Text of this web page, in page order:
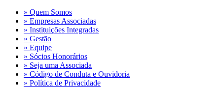
» Quem Somos
» Empresas Associadas
» Instituições Integradas
» Gestão
» Equipe
» Sócios Honorários
» Seja uma Associada
» Código de Conduta e Ouvidoria
» Política de Privacidade